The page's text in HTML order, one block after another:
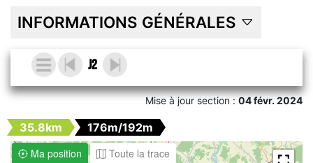
INFORMATIONS GÉNÉRALES
J2
Mise à jour section :04 févr. 2024
35.8km
176m/192m
Ma position
Toute la trace